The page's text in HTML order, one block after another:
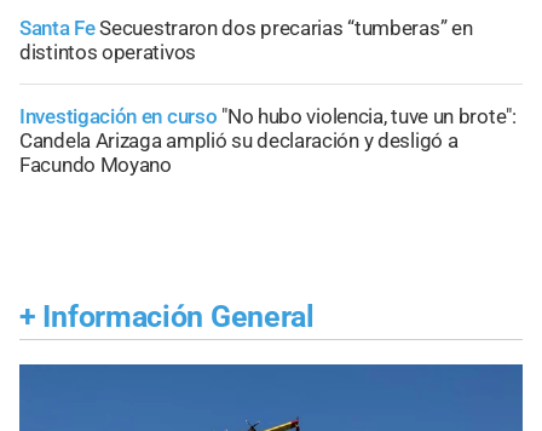
Santa FeSecuestraron dos precarias “tumberas” en
distintos operativos
Investigación en curso "No hubo violencia, tuve un brote":
Candela Arizaga amplió su declaración y desligó a
Facundo Moyano
+ Información General